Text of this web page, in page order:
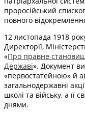
проросійський
повного
12 листопада 1918
Директорії,
«Про правне
Державі». Документ
«первостатейною» й
загальнодержавні
школі та війську, а її
днями.